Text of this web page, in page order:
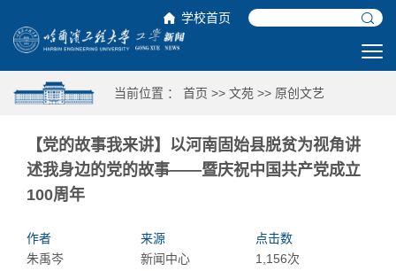
学校首页
当前位置 ： 首页 >> 文苑 >> 原创文艺
【党的故事我来讲】以河南固始县脱贫为视角讲
述我身边的党的故事——暨庆祝中国共产党成立
100周年
作者
朱禹岑
来源
新闻中心
点击数
1,156次